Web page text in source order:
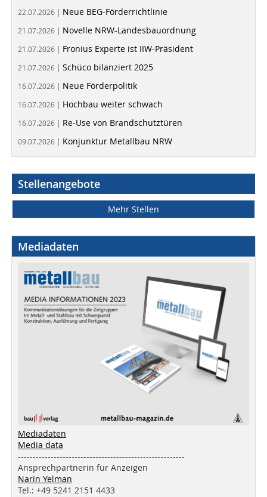
22.07.2026 | Neue BEG-Förderrichtlinie
21.07.2026 | Novelle NRW-Landesbauordnung
21.07.2026 | Fronius Experte ist IIW-Präsident
21.07.2026 | Schüco bilanziert 2025
16.07.2026 | Neue Förderpolitik
16.07.2026 | Hochbau weiter schwach
16.07.2026 | Re-Use von Brandschutztüren
09.07.2026 | Konjunktur Metallbau NRW
Stellenangebote
Mehr Stellen
Mediadaten
Mediadaten
Media data
--------------------------------------------------------
Ansprechpartnerin für Anzeigen
Narin Yelman
Tel.: +49 5241 2151 4433